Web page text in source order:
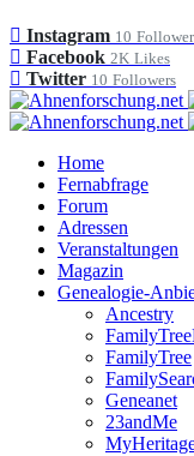
Instagram 10
Facebook 2K Likes
Twitter 10 Followers
Home
Fernabfrage
Forum
Adressen
Veranstaltungen
Magazin
Genealogie-
Ancestry
FamilyTree
Geneanet
23andMe